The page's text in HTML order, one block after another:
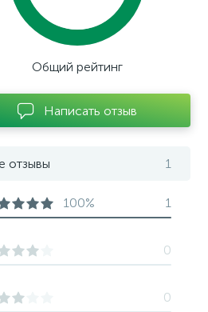
Общий рейтинг
Написать отзыв
отзывы 1
100% 1
0
0